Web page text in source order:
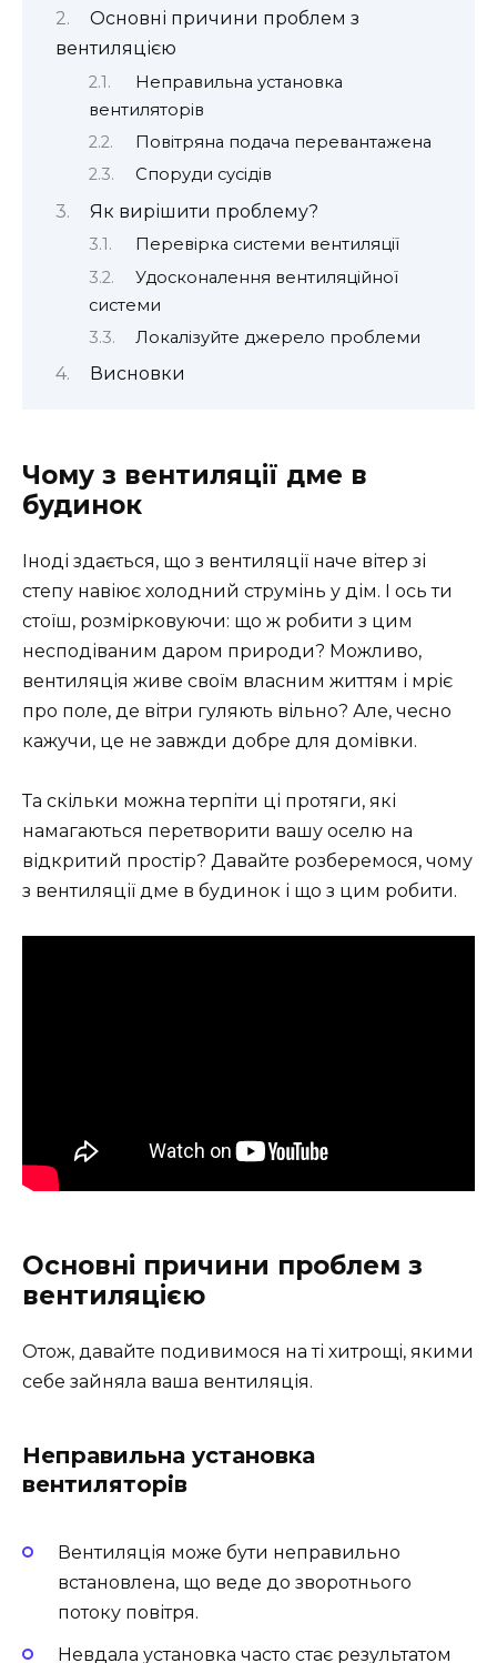
Основні причини проблем з
вентиляцією
Неправильна установка
вентиляторів
Повітряна подача перевантажена
Споруди сусідів
Як вирішити проблему?
Перевірка системи вентиляції
Удосконалення вентиляційної
системи
Локалізуйте джерело проблеми
Висновки
Чому з вентиляції дме в
будинок
Іноді здається, що з вентиляції наче вітер зі
степу навіює холодний струмінь у дім. І ось ти
стоїш, розмірковуючи: що ж робити з цим
несподіваним даром природи? Можливо,
вентиляція живе своїм власним життям і мріє
про поле, де вітри гуляють вільно? Але, чесно
кажучи, це не завжди добре для домівки.
Та скільки можна терпіти ці протяги, які
намагаються перетворити вашу оселю на
відкритий простір? Давайте розберемося, чому
з вентиляції дме в будинок і що з цим робити.
Основні причини проблем з
вентиляцією
Отож, давайте подивимося на ті хитрощі, якими
себе зайняла ваша вентиляція.
Неправильна установка
вентиляторів
Вентиляція може бути неправильно
встановлена, що веде до зворотнього
потоку повітря.
Невдала установка часто стає результатом